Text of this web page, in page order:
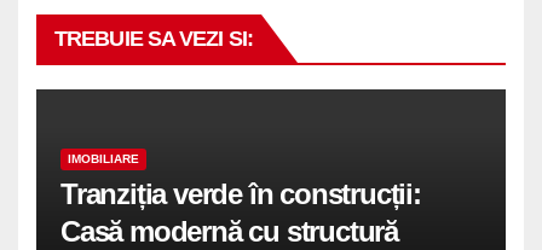
TREBUIE SA VEZI SI:
IMOBILIARE
Tranziția verde în construcții:
Casă modernă cu structură